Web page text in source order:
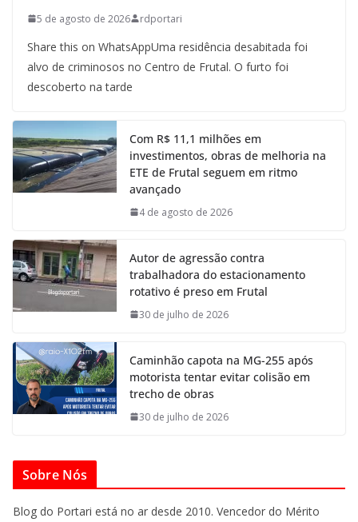
5 de agosto de 2026 rdportari
Share this on WhatsAppUma residência desabitada foi
alvo de criminosos no Centro de Frutal. O furto foi
descoberto na tarde
Com R$ 11,1 milhões em
investimentos, obras de melhoria na
ETE de Frutal seguem em ritmo
avançado
4 de agosto de 2026
Autor de agressão contra
trabalhadora do estacionamento
rotativo é preso em Frutal
30 de julho de 2026
Caminhão capota na MG-255 após
motorista tentar evitar colisão em
trecho de obras
30 de julho de 2026
Sobre Nós
Blog do Portari está no ar desde 2010. Vencedor do Mérito